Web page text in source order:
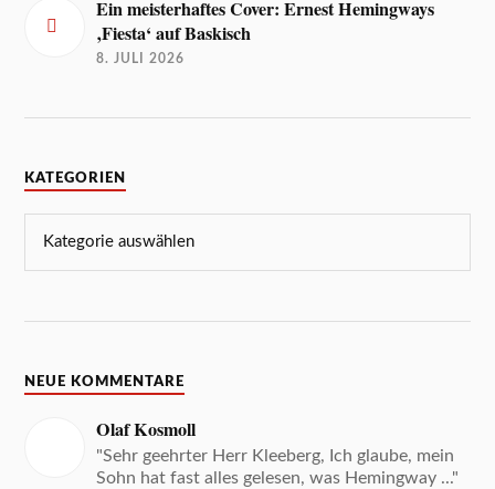
Ein meisterhaftes Cover: Ernest Hemingways
‚Fiesta‘ auf Baskisch
8. JULI 2026
KATEGORIEN
NEUE KOMMENTARE
Olaf Kosmoll
"Sehr geehrter Herr Kleeberg, Ich glaube, mein
Sohn hat fast alles gelesen, was Hemingway ..."